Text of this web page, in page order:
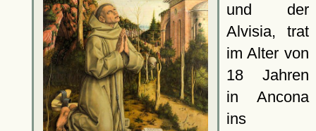
und der
Alvisia, trat
im Alter von
18 Jahren
in Ancona
ins